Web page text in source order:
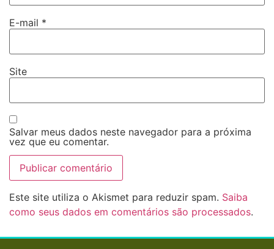
E-mail *
Site
Salvar meus dados neste navegador para a próxima
vez que eu comentar.
Este site utiliza o Akismet para reduzir spam. Saiba
como seus dados em comentários são processados.